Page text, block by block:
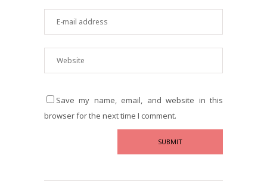
Save my name, email, and website in this
browser for the next time I comment.